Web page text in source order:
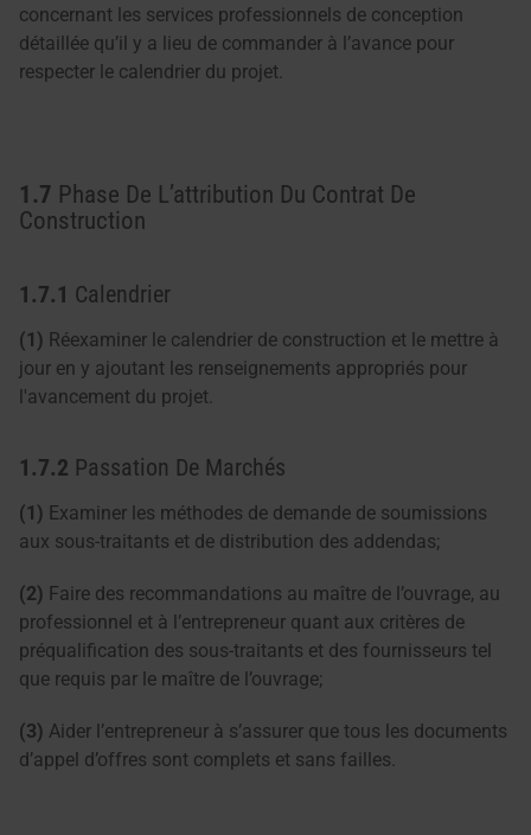
concernant les services professionnels de conception
détaillée qu’il y a lieu de commander à l’avance pour
respecter le calendrier du projet.
1.7 Phase De L’attribution Du Contrat De
Construction
1.7.1 Calendrier
(1) Réexaminer le calendrier de construction et le mettre à
jour en y ajoutant les renseignements appropriés pour
l'avancement du projet.
1.7.2 Passation De Marchés
(1) Examiner les méthodes de demande de soumissions
aux sous-traitants et de distribution des addendas;
(2) Faire des recommandations au maître de l’ouvrage, au
professionnel et à l’entrepreneur quant aux critères de
préqualification des sous-traitants et des fournisseurs tel
que requis par le maître de l’ouvrage;
(3) Aider l’entrepreneur à s’assurer que tous les documents
d’appel d’offres sont complets et sans failles.